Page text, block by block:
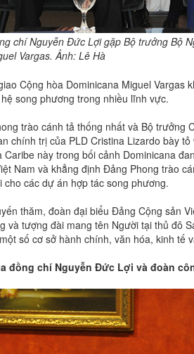
chí Nguyễn Đức Lợi gặp Bộ trưởng Bộ
Vargas. Ảnh: Lê Hà
Cộng hòa Dominicana Miguel Vargas
song phương trong nhiều lĩnh vực.
trào cánh tả thống nhất và Bộ trưởng
chính trị của PLD Cristina Lizardo bày
Caribe này trong bối cảnh Dominicana
Nam và khẳng định Đảng Phong trào
cho các dự án hợp tác song phương.
thăm, đoàn đại biểu Đảng Cộng sản
và tượng đài mang tên Người tại thủ đô
số cơ sở hành chính, văn hóa, kinh tế
đồng chí Nguyễn Đức Lợi và đoàn